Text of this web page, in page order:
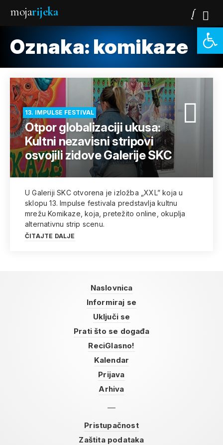
mojarijeka
Oznaka: komikaze
13. IMPULSE FESTIVAL
Otpor globalizaciji ukusa:
Kultni nezavisni stripovi
osvojili zidove Galerije SKC
U Galeriji SKC otvorena je izložba „XXL” koja u
sklopu 13. Impulse festivala predstavlja kultnu
mrežu Komikaze, koja, pretežito online, okuplja
alternativnu strip scenu.
ČITAJTE DALJE
Naslovnica
Informiraj se
Uključi se
Prati što se događa
ReciGlasno!
Kalendar
Prijava
Arhiva
Pristupačnost
Zaštita podataka